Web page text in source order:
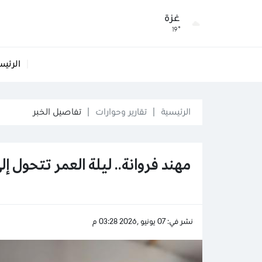
غزة
19°
الرئيسية تقارير وحوارات تفاصيل الخبر
مهند فروانة.. ليلة العمر تتحول
نشر في: 07 يونيو ,2026 03:28 م